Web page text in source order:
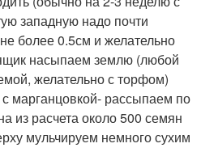
западную надо почти
более 0.5см и желательно
насыпаем землю (любой
желательно с торфом)
марганцовкой- рассыпаем по
из расчета около 500 семян
мульчируем немного сухим